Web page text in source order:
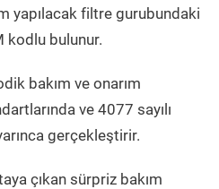
yapılacak filtre gurubundaki
kodlu bulunur.
bakım ve onarım
ve 4077 sayılı
gerçekleştirir.
çıkan sürpriz bakım